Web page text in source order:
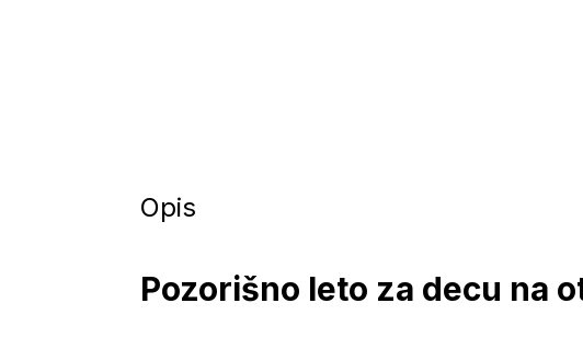
Opis
Pozorišno leto za decu na